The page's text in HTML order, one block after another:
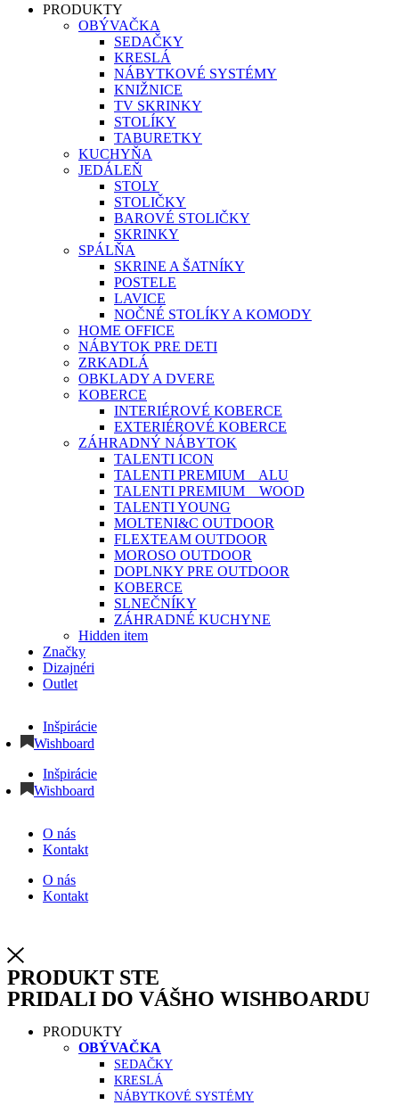
PRODUKTY
OBÝVAČKA
SEDAČKY
KRESLÁ
NÁBYTKOVÉ SYSTÉMY
KNIŽNICE
TV SKRINKY
STOLÍKY
TABURETKY
KUCHYŇA
JEDÁLEŇ
STOLY
STOLIČKY
BAROVÉ STOLIČKY
SKRINKY
SPÁLŇA
SKRINE A ŠATNÍKY
POSTELE
LAVICE
NOČNÉ STOLÍKY A KOMODY
HOME OFFICE
NÁBYTOK PRE DETI
ZRKADLÁ
OBKLADY A DVERE
KOBERCE
INTERIÉROVÉ KOBERCE
EXTERIÉROVÉ KOBERCE
ZÁHRADNÝ NÁBYTOK
TALENTI ICON
TALENTI PREMIUM _ ALU
TALENTI PREMIUM _ WOOD
TALENTI YOUNG
MOLTENI&C OUTDOOR
FLEXTEAM OUTDOOR
MOROSO OUTDOOR
DOPLNKY PRE OUTDOOR
KOBERCE
SLNEČNÍKY
ZÁHRADNÉ KUCHYNE
Hidden item
Značky
Dizajnéri
Outlet
Inšpirácie
Wishboard
Inšpirácie
Wishboard
O nás
Kontakt
O nás
Kontakt
PRODUKT STE
PRIDALI DO VÁŠHO WISHBOARDU
PRODUKTY
OBÝVAČKA
SEDAČKY
KRESLÁ
NÁBYTKOVÉ SYSTÉMY